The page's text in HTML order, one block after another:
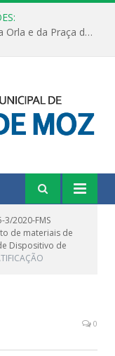
Últimos detalhes para a entrega da nova Orla e da Praça do Praião
3/2020-FMS
de materiais de
Dispositivo de
0